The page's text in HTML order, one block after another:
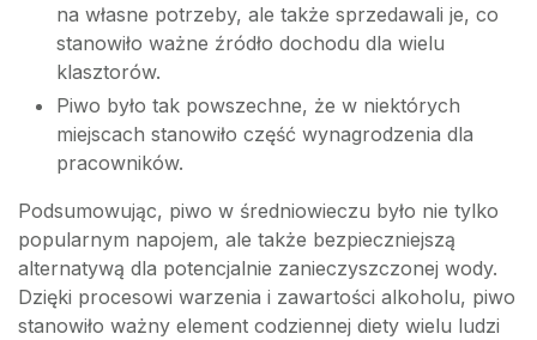
na własne potrzeby, ale także sprzedawali je, co
stanowiło ważne źródło dochodu dla wielu
klasztorów.
Piwo było tak powszechne, że w niektórych
miejscach stanowiło część wynagrodzenia dla
pracowników.
Podsumowując, piwo w średniowieczu było nie tylko
popularnym napojem, ale także bezpieczniejszą
alternatywą dla potencjalnie zanieczyszczonej wody.
Dzięki procesowi warzenia i zawartości alkoholu, piwo
stanowiło ważny element codziennej diety wielu ludzi